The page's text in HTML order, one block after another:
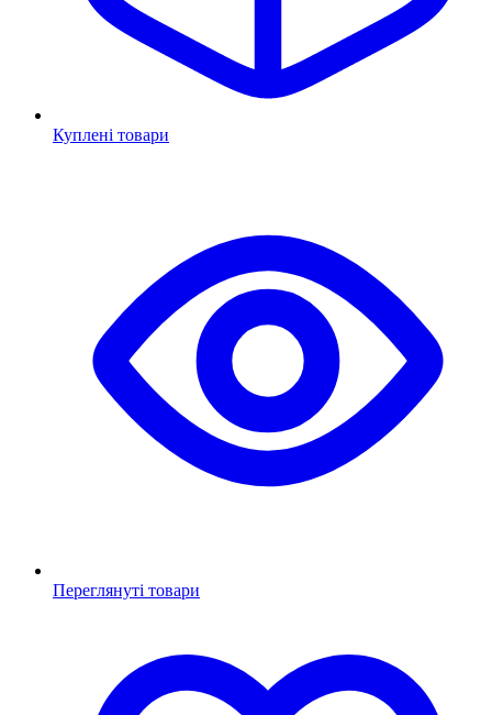
Куплені товари
Переглянуті товари